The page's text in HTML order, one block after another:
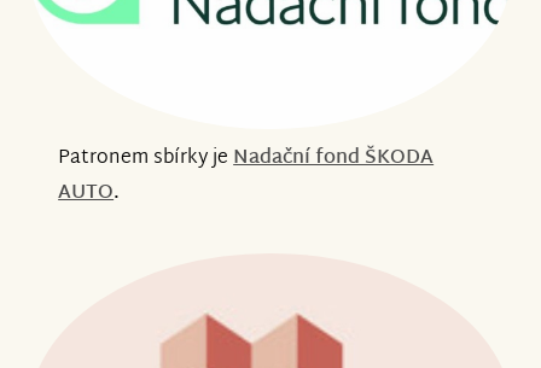
Patronem sbírky jeNadační fond ŠKODA
AUTO.